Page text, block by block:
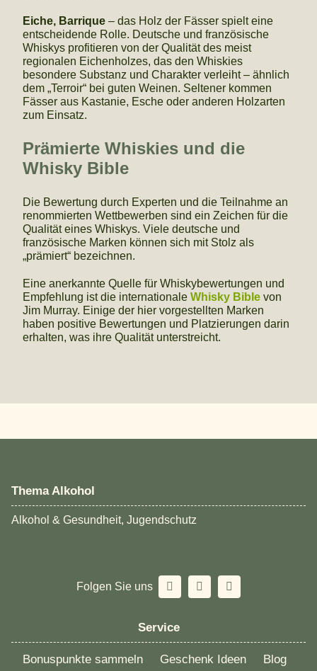
Eiche, Barrique– das Holz der Fässer spielt eine
entscheidende Rolle. Deutsche und französische
Whiskys profitieren von der Qualität des meist
regionalen Eichenholzes, das den Whiskies
besondere Substanz und Charakter verleiht – ähnlich
dem „Terroir“ bei guten Weinen. Seltener kommen
Fässer aus Kastanie, Esche oder anderen Holzarten
zum Einsatz.
Prämierte Whiskies und die
Whisky Bible
Die Bewertung durch Experten und die Teilnahme an
renommierten Wettbewerben sind ein Zeichen für die
Qualität eines Whiskys. Viele deutsche und
französische Marken können sich mit Stolz als
„prämiert“ bezeichnen.
Eine anerkannte Quelle für Whiskybewertungen und
Empfehlung ist die internationale Whisky Biblevon
Jim Murray. Einige der hier vorgestellten Marken
haben positive Bewertungen und Platzierungen darin
erhalten, was ihre Qualität unterstreicht.
Thema Alkohol
Alkohol & Gesundheit, Jugendschutz
Folgen Sie uns
Service
Bonuspunkte sammeln Geschenk Ideen
Blog